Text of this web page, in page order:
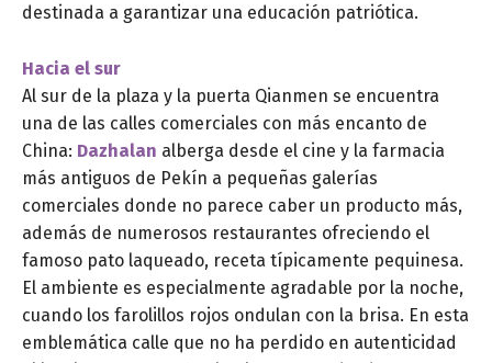
destinada a garantizar una educación patriótica.
Hacia el sur
Al sur de la plaza y la puerta Qianmen se encuentra
una de las calles comerciales con más encanto de
China: Dazhalan alberga desde el cine y la farmacia
más antiguos de Pekín a pequeñas galerías
comerciales donde no parece caber un producto más,
además de numerosos restaurantes ofreciendo el
famoso pato laqueado, receta típicamente pequinesa.
El ambiente es especialmente agradable por la noche,
cuando los farolillos rojos ondulan con la brisa. En esta
emblemática calle que no ha perdido en autenticidad